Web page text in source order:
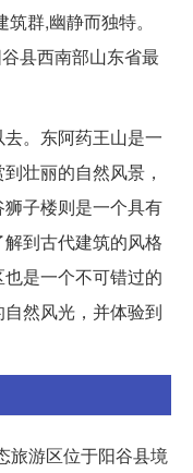
群,幽静而独特。
县西南部山东省最
。东阿药王山是一
壮丽的自然风景，
子楼则是一个具有
到古代建筑的风格
是一个不可错过的
然风光，并体验到
旅游区位于阳谷县境